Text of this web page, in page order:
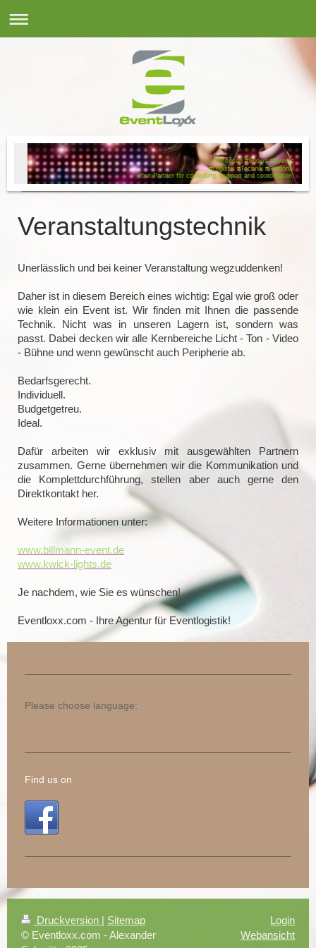
#Messen #Shows #Events
#Logistik #Technik #Personal
Your Partner for consulting, support and coordination!
Veranstaltungstechnik
Unerlässlich und bei keiner Veranstaltung wegzuddenken!
Daher ist in diesem Bereich eines wichtig: Egal wie groß oder
wie klein ein Event ist. Wir finden mit Ihnen die passende
Technik. Nicht was in unseren Lagern ist, sondern was
passt. Dabei decken wir alle Kernbereiche Licht - Ton - Video
- Bühne und wenn gewünscht auch Peripherie ab.
Bedarfsgerecht.
Individuell.
Budgetgetreu.
Ideal.
Dafür arbeiten wir exklusiv mit ausgewählten Partnern
zusammen. Gerne übernehmen wir die Kommunikation und
die Komplettdurchführung, stellen aber auch gerne den
Direktkontakt her.
Weitere Informationen unter:
www.billmann-event.de
www.kwick-lights.de
Je nachdem, wie Sie es wünschen!
Eventloxx.com - Ihre Agentur für Eventlogistik!
Please choose language:
Find us on
Druckversion | Sitemap
© Eventloxx.com - Alexander
Login
Webansicht